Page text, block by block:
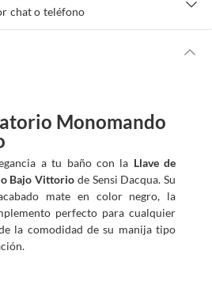
chat o teléfono
y
a
Monomando
a tu baño con la Llave de
Bajo Vittorio de Sensi Dacqua. Su
mate en color negro, la
perfecto para cualquier
la comodidad de su manija tipo